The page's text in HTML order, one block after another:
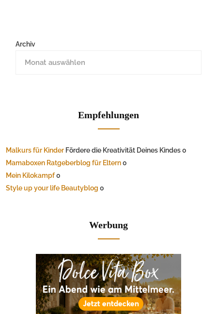
Archiv
Empfehlungen
Malkurs für Kinder Fördere die Kreativität Deines Kindes 0
Mamaboxen Ratgeberblog für Eltern0
Mein Kilokampf0
Style up your life Beautyblog 0
Werbung